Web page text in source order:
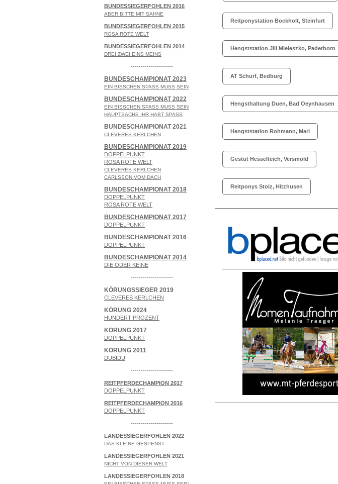
Reitponystation Bockholt, Steinfurt
Hengststation Jill Mieleszko, Paderborn
AT Schurf, Bedburg
Hengsthaltung Duen, Bad Oeynhausen
Hengststation Rohmann, Marl
Gestüt Hesselteich, Versmold
Reitponys Stolz, Hitzhusen
BUNDESSIEGERFOHLEN 2016
ABER BITTE MIT SAHNE
BUNDESSIEGERFOHLEN 2015
ROSA ROTE WELT
BUNDESSIEGERFOHLEN 2014
DREI ZWEI EINS MEINS
---------------------
BUNDESCHAMPIONAT 2023
EIN BISSCHEN SPASS MUSS SEIN
BUNDESCHAMPIONAT 2022
EIN BISSCHEN SPASS MUSS SEIN
HAUPTSACHE IHR HABT SPASS
BUNDESCHAMPIONAT 2021
CLEVERES KERLCHEN
BUNDESCHAMPIONAT 2019
DOPPELPUNKT
ROSA ROTE WELT
CLEVERES KERLCHEN
CARLSSON VOM DACH
BUNDESCHAMPIONAT 2018
DOPPELPUNKT
ROSA ROTE WELT
BUNDESCHAMPIONAT 2017
DOPPELPUNKT
BUNDESCHAMPIONAT 2016
DOPPELPUNKT
BUNDESCHAMPIONAT 2014
DIE ODER KEINE
---------------------
KÖRUNGSSIEGER 2019
CLEVERES KERLCHEN
KÖRUNG 2024
HUNDERT PROZENT
KÖRUNG 2017
DOPPELPUNKT
KÖRUNG 2011
DUBIDU
---------------------
REITPFERDECHAMPION 2017
DOPPELPUNKT
REITPFERDECHAMPION 2016
DOPPELPUNKT
---------------------
LANDESSIEGERFOHLEN 2022
DAS KLEINE GESPENST
LANDESSIEGERFOHLEN 2021
NICHT VON DIESER WELT
LANDESSIEGERFOHLEN 2018